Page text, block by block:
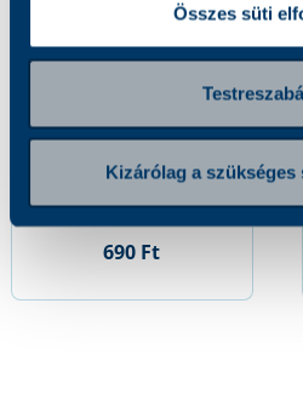
Összes süti
Kizárólag a szükséges
Alfa-Amiláz
690 Ft